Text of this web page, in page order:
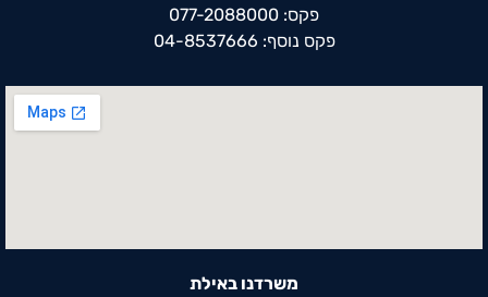
פקס: 077-2088000
פקס נוסף: 04-8537666
משרדנו באילת